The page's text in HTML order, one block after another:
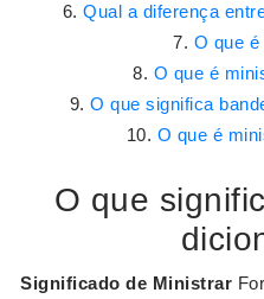
Qual a diferença
O que
O que é
O que significa
O que é
O que
Significado de Ministrar